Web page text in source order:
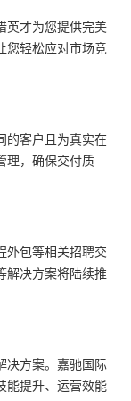
英才为您提供完美
您轻松应对市场竞
的客户且为真实在
理，确保交付质
外包等相关招聘交
解决方案将陆续推
决方案。嘉驰国际
能提升、运营效能